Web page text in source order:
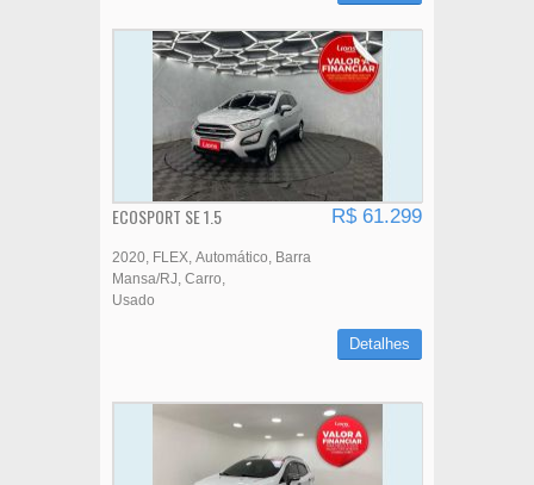
ECOSPORT SE 1.5 R$ 61.299
2020 FLEX Automático
Barra
Mansa/RJ Carro
Usado
Detalhes